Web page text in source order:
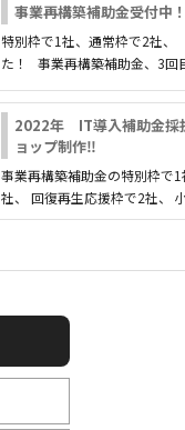
事業再構築補助金受付中！
特別枠で1社、通常枠で2社、
た！ 事業再構築補助金、3回
2022年 IT導入補助金採
ョップ制作‼
事業再構築補助金の特別枠で
社、 回復再生応援枠で2社、